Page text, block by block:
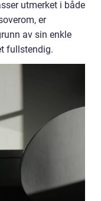
utmerket i både
er
av sin enkle
fullstendig.